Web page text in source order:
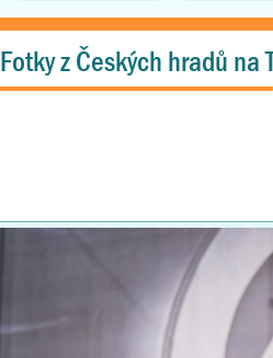
Fotky z Českých hradů na